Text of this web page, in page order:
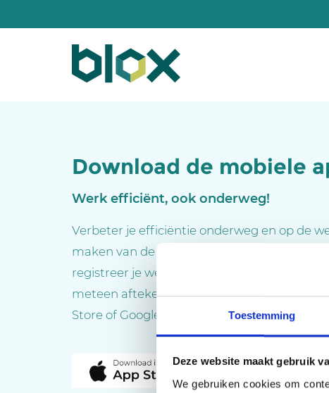
Toestemming
Deze website maakt gebruik
We gebruiken cookies om
Download de mobiele
Werk efficiënt, ook onderweg!
Verbeter je efficiëntie onderweg en op de
maken van de mobiele BLOX app.
registreer je werkuren en gebruikte
meteen aftekenen én afrekenen.
Store of Google Play Store.